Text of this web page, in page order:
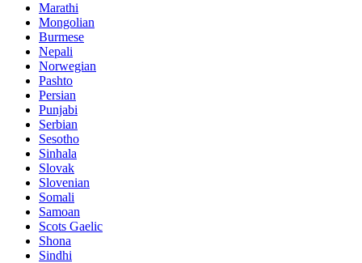
Marathi
Mongolian
Burmese
Nepali
Norwegian
Pashto
Persian
Punjabi
Serbian
Sesotho
Sinhala
Slovak
Slovenian
Somali
Samoan
Scots Gaelic
Shona
Sindhi